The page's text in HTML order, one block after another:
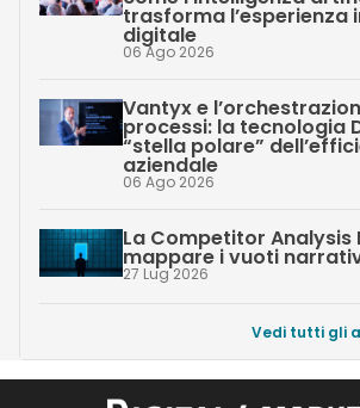
trasforma l’esperienza
digitale
06 Ago 2026
Vantyx e
processi: la tecnologia
“stella polare”
aziendale
06 Ago 2026
La Competitor Analysis
mappare i vuoti
27 Lug 2026
Vedi tutti gli